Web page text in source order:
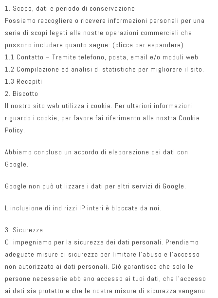
1. Scopo, dati e periodo di conservazione
Possiamo raccogliere o ricevere informazioni personali per una
serie di scopi legati alle nostre operazioni commerciali che
possono includere quanto segue: (clicca per espandere)
1.1 Contatto – Tramite telefono, posta, email e/o moduli web
1.2 Compilazione ed analisi di statistiche per migliorare il sito.
1.3 Recapiti
2. Biscotto
Il nostro sito web utilizza i cookie. Per ulteriori informazioni
riguardo i cookie, per favore fai riferimento alla nostra Cookie
Policy.
Abbiamo concluso un accordo di elaborazione dei dati con
Google.
Google non può utilizzare i dati per altri servizi di Google.
L’inclusione di indirizzi IP interi è bloccata da noi.
3. Sicurezza
Ci impegniamo per la sicurezza dei dati personali. Prendiamo
adeguate misure di sicurezza per limitare l’abuso e l’accesso
non autorizzato ai dati personali. Ciò garantisce che solo le
persone necessarie abbiano accesso ai tuoi dati, che l’accesso
ai dati sia protetto e che le nostre misure di sicurezza vengano